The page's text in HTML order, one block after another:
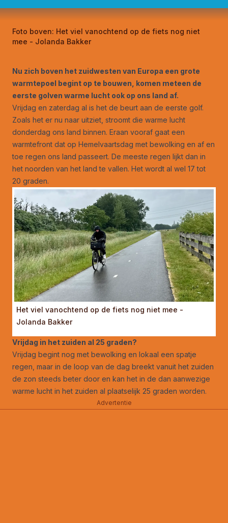
Foto boven: Het viel vanochtend op de fiets nog niet
mee - Jolanda Bakker
Nu zich boven het zuidwesten van Europa een grote
warmtepoel begint op te bouwen, komen meteen de
eerste golven warme lucht ook op ons land af.
Vrijdag en zaterdag al is het de beurt aan de eerste golf.
Zoals het er nu naar uitziet, stroomt die warme lucht
donderdag ons land binnen. Eraan vooraf gaat een
warmtefront dat op Hemelvaartsdag met bewolking en af en
toe regen ons land passeert. De meeste regen lijkt dan in
het noorden van het land te vallen. Het wordt al wel 17 tot
20 graden.
Het viel vanochtend op de fiets nog niet mee -
Jolanda Bakker
Vrijdag in het zuiden al 25 graden?
Vrijdag begint nog met bewolking en lokaal een spatje
regen, maar in de loop van de dag breekt vanuit het zuiden
de zon steeds beter door en kan het in de dan aanwezige
warme lucht in het zuiden al plaatselijk 25 graden worden.
Advertentie